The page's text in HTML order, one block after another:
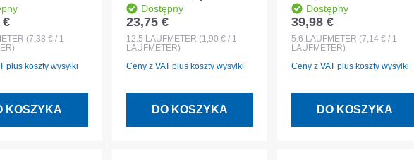
€
(7,38 € / 1
plus koszty wysyłki
KOSZYKA
rąbek stojący
MASC 2/9 mm rolka
12,5 m
Dostępny
Cena regularna:
23,75 €
12.5 LAUFMETER (1,90 € / 1
LAUFMETER)
Ceny z VAT plus koszty wysyłki
DO KOSZYKA
f. Złącza 5-12 mm
Rolka 5,60 m
Dostępny
Cena regularna:
39,98 €
5.6 LAUFMETER (7,14 € / 1
LAUFMETER)
Ceny z VAT plus koszty wysyłki
DO KOSZYKA